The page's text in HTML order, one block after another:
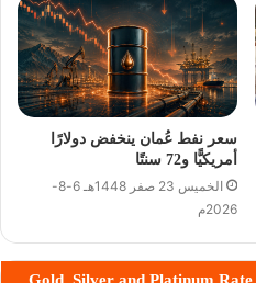
سعر نفط عُمان ينخفض دولارًا
أمريكيًّا و72 سنتًا
الخميس 23 صفر 1448هـ 6-8-
2026م